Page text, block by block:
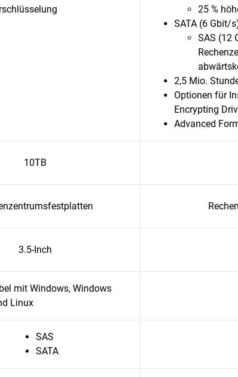
25 %
SATA (6 Gbit/
SAS (12
2,5 Mio.
Optionen für
Encrypting
Advanced
10TB
3.5-Inch
mit Windows, Windows
Linux
SAS
SATA